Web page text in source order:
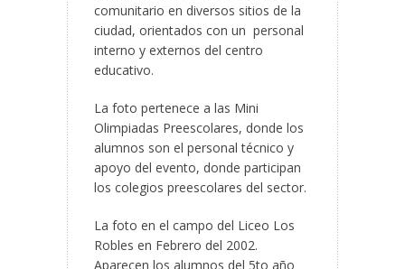
comunitario en diversos sitios de la
ciudad, orientados con un personal
interno y externos del centro
educativo.
La foto pertenece a las Mini
Olimpiadas Preescolares, donde los
alumnos son el personal técnico y
apoyo del evento, donde participan
los colegios preescolares del sector.
La foto en el campo del Liceo Los
Robles en Febrero del 2002.
Aparecen los alumnos del 5to año